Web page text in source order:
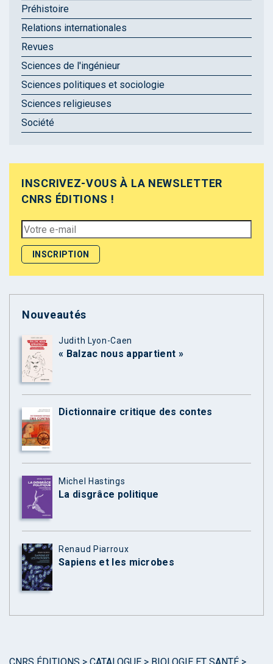
Préhistoire
Relations internationales
Revues
Sciences de l'ingénieur
Sciences politiques et sociologie
Sciences religieuses
Société
INSCRIVEZ-VOUS À LA NEWSLETTER
CNRS ÉDITIONS !
Nouveautés
Judith Lyon-Caen
« Balzac nous appartient »
Dictionnaire critique des contes
Michel Hastings
La disgrâce politique
Renaud Piarroux
Sapiens et les microbes